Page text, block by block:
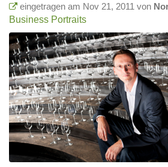
eingetragen am Nov 21, 2011 von
Business Portraits